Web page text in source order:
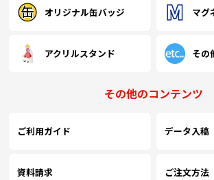
オリジナル缶バッジ マグ
アクリルスタンド その
その他のコンテンツ
ご利用ガイド データ入稿
資料請求 ご注文方法